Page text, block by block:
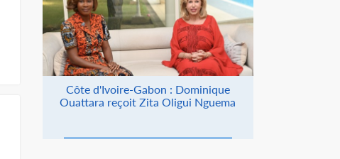
Côte d'Ivoire-Gabon : Dominique
Ouattara reçoit Zita Oligui Nguema